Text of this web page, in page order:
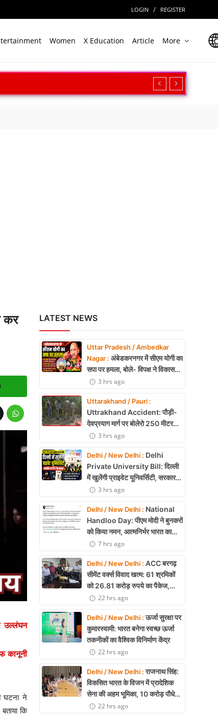
LOGIN / REGISTER
Women X Education Article More
कर
उल्लंघन
कानूनी
घटना ने
कि
LATEST NEWS
Uttar Pradesh / Ambedkar
Nagar : अंबेडकरनगर में सीएम योगी का
सपा पर हमला, बोले- विपक्ष ने विकास
और अनुपूरक बजट पर रोकी चर्चा
3 hrs ago
Uttarakhand / Pauri :
Uttrakhand Accident: पौड़ी-
देवप्रयाग मार्ग पर बोलेरो 250 मीटर
खाई में गिरी, 5 लोगों की मौत
3 hrs ago
Delhi / New Delhi : Delhi
Private University Bill: दिल्ली
में खुलेंगी प्राइवेट यूनिवर्सिटी, सरकार
लाएगी नया कानून
3 hrs ago
Delhi / New Delhi : National
Handloo Day: पीएम मोदी ने बुनकरों
को किया नमन, आत्मनिर्भर भारत का
बताया मजबूत आधार
7 hrs ago
Delhi / New Delhi : ACC बरगढ़
सीमेंट वर्क्स विवाद खत्म: 61 श्रमिकों
को 26.81 करोड़ रुपये का पैकेज,
समझौते पर मुहर
22 hrs ago
Delhi / New Delhi :ऊर्जा सुरक्षा पर
कुमारस्वामी: भारत बनेगा स्वच्छ ऊर्जा
तकनीकों का वैश्विक विनिर्माण केंद्र
22 hrs ago
Delhi / New Delhi :राजनाथ सिंह:
विकसित भारत के विजन में प्रादेशिक
सेना की अहम भूमिका, 10 करोड़ पौधे
लगाने का रिकॉर्ड
22 hrs ago